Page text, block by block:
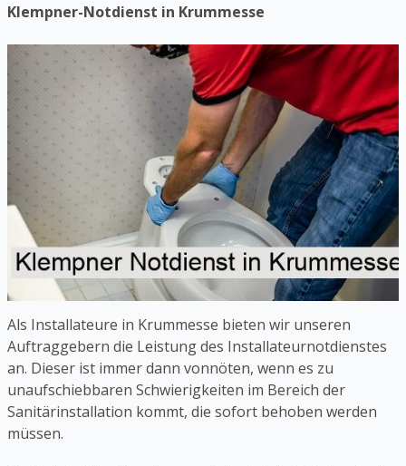
Klempner-Notdienst in Krummesse
Als Installateure in Krummesse bieten wir unseren
Auftraggebern die Leistung des Installateurnotdienstes
an. Dieser ist immer dann vonnöten, wenn es zu
unaufschiebbaren Schwierigkeiten im Bereich der
Sanitärinstallation kommt, die sofort behoben werden
müssen.